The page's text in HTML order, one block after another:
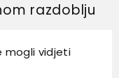
razdoblju
mogli vidjeti